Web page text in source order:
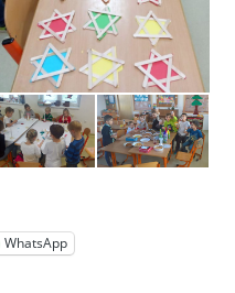
WhatsApp